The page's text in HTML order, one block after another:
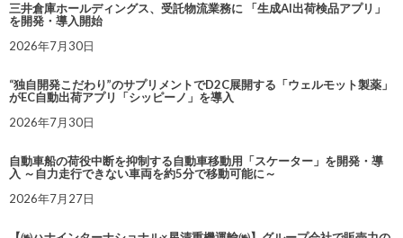
三井倉庫ホールディングス、受託物流業務に 「生成AI出荷検品アプリ」
を開発・導入開始
2026年7月30日
“独自開発こだわり”のサプリメントでD2C展開する「ウェルモット製薬」
がEC自動出荷アプリ「シッピーノ」を導入
2026年7月30日
自動車船の荷役中断を抑制する自動車移動用「スケーター」を開発・導
入 ～自力走行できない車両を約5分で移動可能に～
2026年7月27日